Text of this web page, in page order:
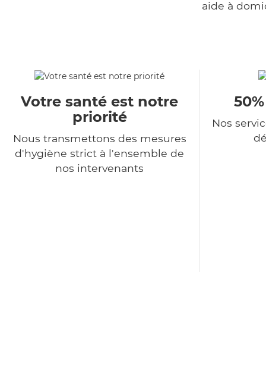
aide à
Votre santé est notre
priorité
Nous transmettons des mesures
d'hygiène strict à l'ensemble de
nos intervenants
Nos